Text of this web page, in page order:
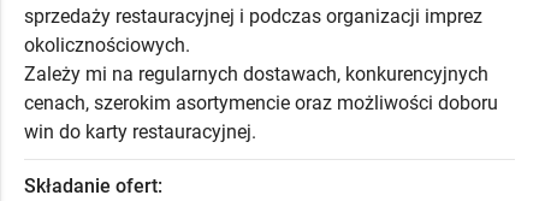
sprzedaży restauracyjnej i podczas organizacji imprez
okolicznościowych.
Zależy mi na regularnych dostawach, konkurencyjnych
cenach, szerokim asortymencie oraz możliwości doboru
win do karty restauracyjnej.
Składanie ofert: